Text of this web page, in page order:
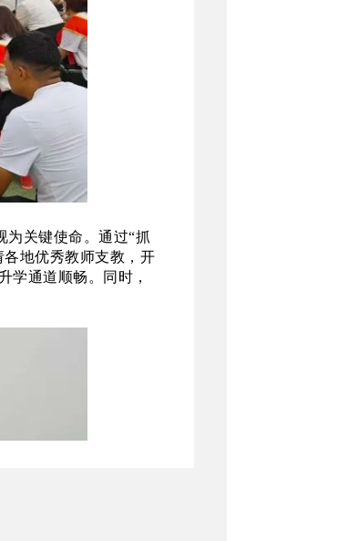
为关键使命。通过“抓
地优秀教师支教，开
学通道顺畅。同时，